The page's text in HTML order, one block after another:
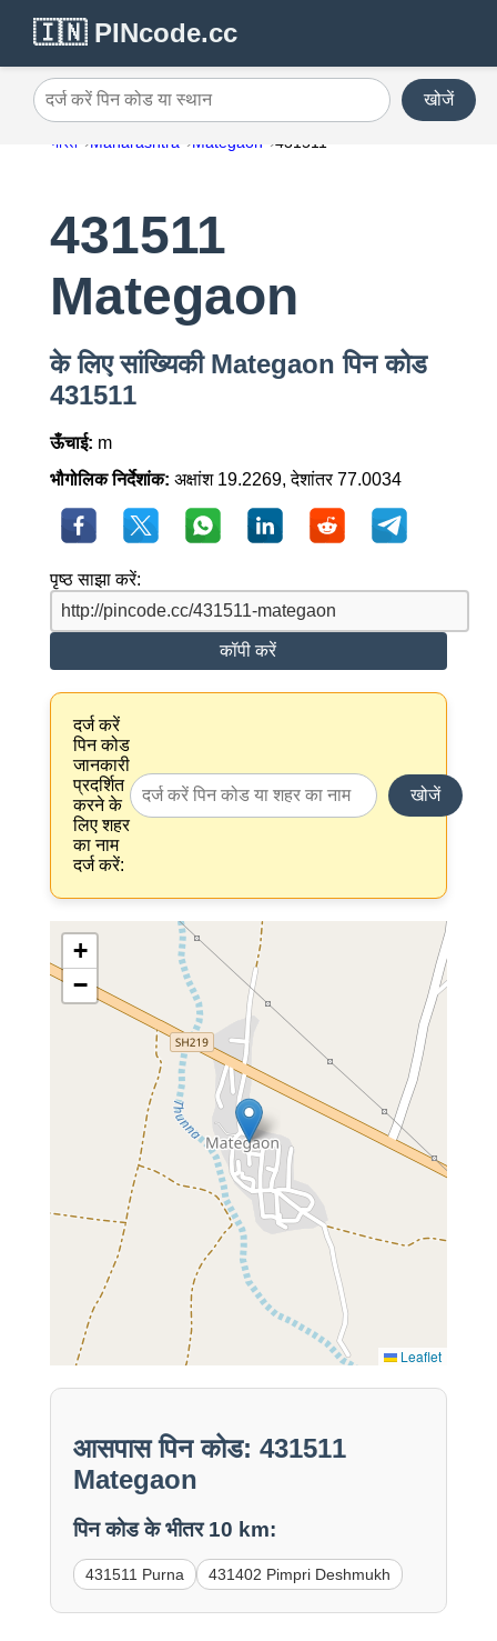
🇮🇳 PINcode.cc
दर्ज करें पिन कोड या स्थान खोजें
भारत Maharashtra Mategaon 431511
431511
Mategaon
के लिए सांख्यिकी Mategaon पिन कोड
431511
ऊँचाई: m
भौगोलिक निर्देशांक: अक्षांश 19.2269, देशांतर 77.0034
पृष्ठ साझा करें:
कॉपी करें
दर्ज करें
पिन कोड
जानकारी
प्रदर्शित
करने के
लिए शहर
का नाम
दर्ज करें:
खोजें
+
−
Leaflet
आसपास पिन कोड: 431511
Mategaon
पिन कोड के भीतर 10 km:
431511 Purna 431402 Pimpri Deshmukh